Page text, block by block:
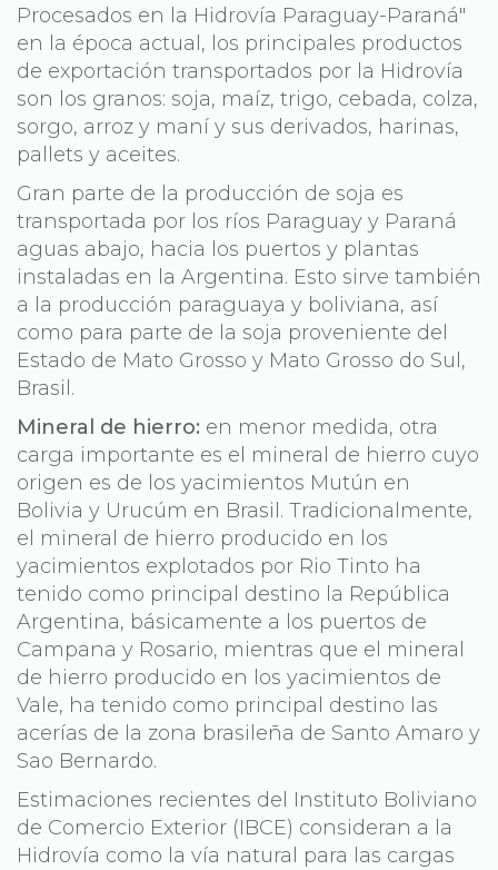
Procesados en la Hidrovía Paraguay-Paraná"
en la época actual, los principales productos
de exportación transportados por la Hidrovía
son los granos: soja, maíz, trigo, cebada, colza,
sorgo, arroz y maní y sus derivados, harinas,
pallets y aceites.
Gran parte de la producción de soja es
transportada por los ríos Paraguay y Paraná
aguas abajo, hacia los puertos y plantas
instaladas en la Argentina. Esto sirve también
a la producción paraguaya y boliviana, así
como para parte de la soja proveniente del
Estado de Mato Grosso y Mato Grosso do Sul,
Brasil.
Mineral de hierro: en menor medida, otra
carga importante es el mineral de hierro cuyo
origen es de los yacimientos Mutún en
Bolivia y Urucúm en Brasil. Tradicionalmente,
el mineral de hierro producido en los
yacimientos explotados por Rio Tinto ha
tenido como principal destino la República
Argentina, básicamente a los puertos de
Campana y Rosario, mientras que el mineral
de hierro producido en los yacimientos de
Vale, ha tenido como principal destino las
acerías de la zona brasileña de Santo Amaro y
Sao Bernardo.
Estimaciones recientes del Instituto Boliviano
de Comercio Exterior (IBCE) consideran a la
Hidrovía como la vía natural para las cargas